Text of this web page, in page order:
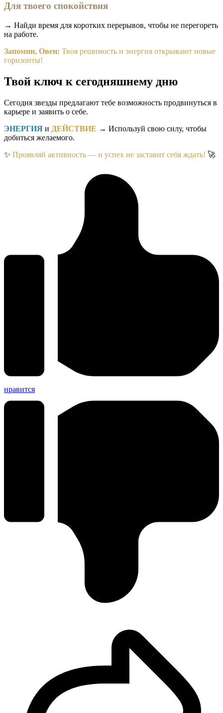
Для твоего спокойствия
→ Найди время для коротких перерывов, чтобы не перегореть
на работе.
Запомни, Овен: Твоя решимость и энергия открывают новые
горизонты!
Твой ключ к сегодняшнему дню
Сегодня звезды предлагают тебе возможность продвинуться в
карьере и заявить о себе.
ЭНЕРГИЯ и ДЕЙСТВИЕ → Используй свою силу, чтобы
добиться желаемого.
✨ Проявляй активность — и успех не заставит себя ждать! 🚀
нравится